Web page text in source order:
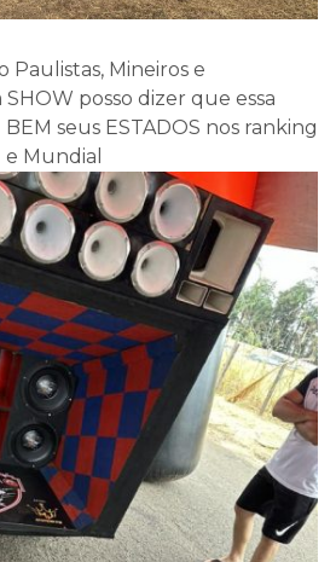
Paulistas, Mineiros e
SHOW posso dizer que essa
seus ESTADOS nos ranking
e Mundial